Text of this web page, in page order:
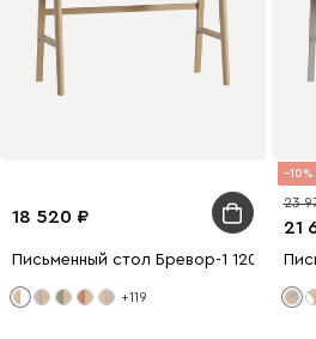
18 520
Письменный стол Бревор-1 120x60
+119
10
21
23